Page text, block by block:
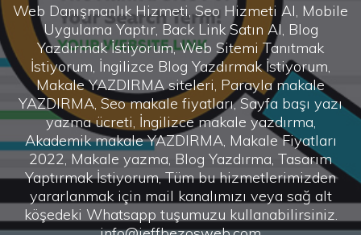
Web Danışmanlık Hizmeti, Seo Hizmeti Al, Mobile
Uygulama Yaptır, Back Link Satın Al, Blog
Yazdırmak İstiyorum, Web Sitemi Tanıtmak
İstiyorum, İngilizce Blog Yazdırmak İstiyorum,
Makale YAZDIRMA siteleri, Parayla makale
YAZDIRMA, Seo makale fiyatları, Sayfa başı yazı
yazma ücreti, İngilizce makale yazdırma,
Akademik makale YAZDIRMA, Makale Fiyatları
2022, Makale yazma, Blog Yazdırma, Tasarım
Yaptırmak İstiyorum, Tüm bu hizmetlerimizden
yararlanmak için mail kanalımızı veya sağ alt
köşedeki Whatsapp tuşumuzu kullanabilirsiniz.